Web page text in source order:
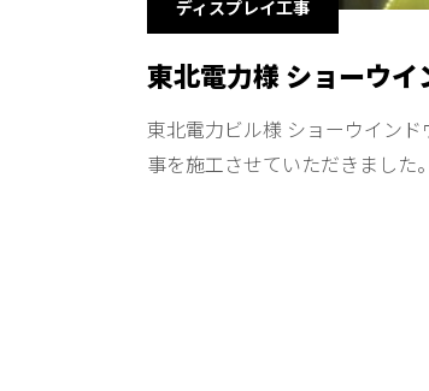
ディスプレイ工事
東北電力様 ショーウイ
東北電力ビル様 ショーウイン
事を施工させていただきました